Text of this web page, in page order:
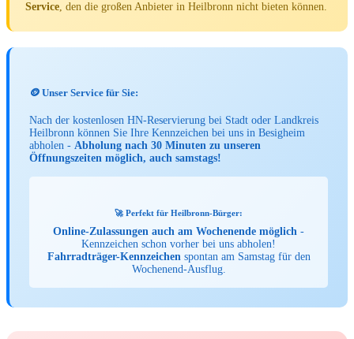
Service, den die großen Anbieter in Heilbronn nicht bieten können.
🪙 Unser Service für Sie:
Nach der kostenlosen HN-Reservierung bei Stadt oder Landkreis
Heilbronn können Sie Ihre Kennzeichen bei uns in Besigheim
abholen - Abholung nach 30 Minuten zu unseren
Öffnungszeiten möglich, auch samstags!
🚀 Perfekt für Heilbronn-Bürger:
Online-Zulassungen auch am Wochenende möglich -
Kennzeichen schon vorher bei uns abholen!
Fahrradträger-Kennzeichen spontan am Samstag für den
Wochenend-Ausflug.